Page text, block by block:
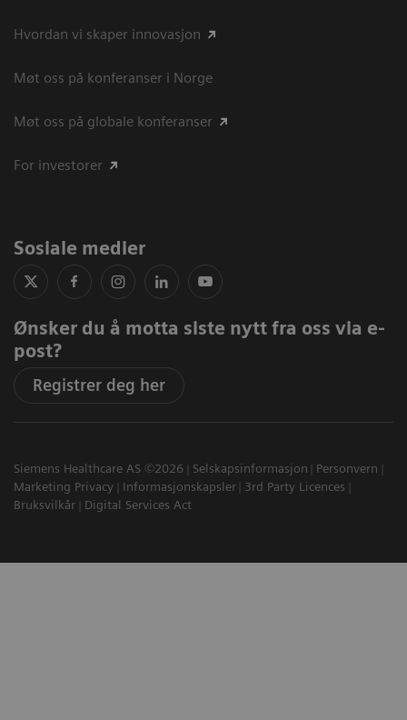
Hvordan vi skaper innovasjon
Møt oss på konferanser i Norge
Møt oss på globale konferanser
For investorer
Sosiale medier
Ønsker du å motta siste nytt fra oss via e-
post?
Registrer deg her
Siemens Healthcare AS ©2026 Selskapsinformasjon
Personvern
Marketing Privacy
Informasjonskapsler
3rd Party Licences
Bruksvilkår
Digital Services Act